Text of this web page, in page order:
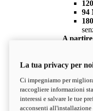
94
A partire
V2 SP
94
La tua privacy per
Ci impegniamo per
raccogliere informazioni
interessi e salvare le tue
acconsenti